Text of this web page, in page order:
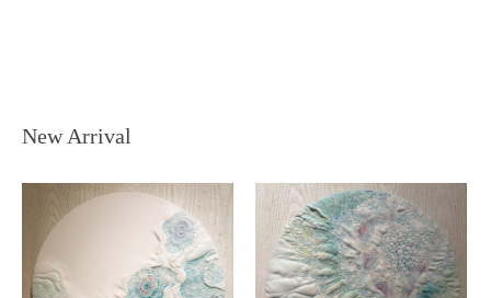
New Arrival